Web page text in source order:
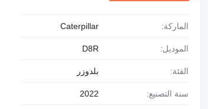
الماركة: Caterpillar
الموديل: D8R
الفئة: بلدوزر
سنة التصنيع: 2022